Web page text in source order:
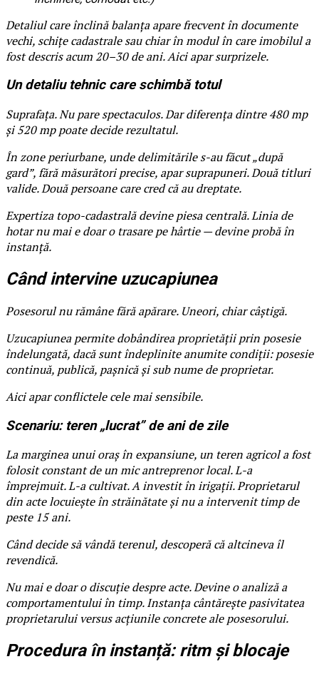
Detaliul care înclină balanța apare frecvent în documente
vechi, schițe cadastrale sau chiar în modul în care imobilul a
fost descris acum 20–30 de ani. Aici apar surprizele.
Un detaliu tehnic care schimbă totul
Suprafața. Nu pare spectaculos. Dar diferența dintre 480 mp
și 520 mp poate decide rezultatul.
În zone periurbane, unde delimitările s-au făcut „după
gard”, fără măsurători precise, apar suprapuneri. Două titluri
valide. Două persoane care cred că au dreptate.
Expertiza topo-cadastrală devine piesa centrală. Linia de
hotar nu mai e doar o trasare pe hârtie — devine probă în
instanță.
Când intervine uzucapiunea
Posesorul nu rămâne fără apărare. Uneori, chiar câștigă.
Uzucapiunea permite dobândirea proprietății prin posesie
îndelungată, dacă sunt îndeplinite anumite condiții: posesie
continuă, publică, pașnică și sub nume de proprietar.
Aici apar conflictele cele mai sensibile.
Scenariu: teren „lucrat” de ani de zile
La marginea unui oraș în expansiune, un teren agricol a fost
folosit constant de un mic antreprenor local. L-a
împrejmuit. L-a cultivat. A investit în irigații. Proprietarul
din acte locuiește în străinătate și nu a intervenit timp de
peste 15 ani.
Când decide să vândă terenul, descoperă că altcineva îl
revendică.
Nu mai e doar o discuție despre acte. Devine o analiză a
comportamentului în timp. Instanța cântărește pasivitatea
proprietarului versus acțiunile concrete ale posesorului.
Procedura în instanță: ritm și blocaje